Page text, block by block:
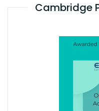
Cambridge